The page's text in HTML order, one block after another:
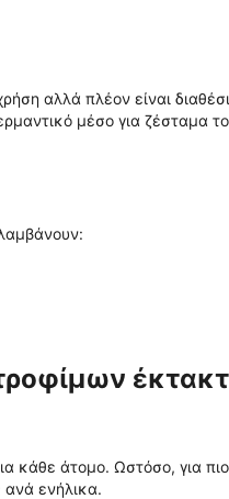
αλλά πλέον είναι
μέσο για ζέσταμα
κάθε άτομο. Ωστόσο, για
ενήλικα.